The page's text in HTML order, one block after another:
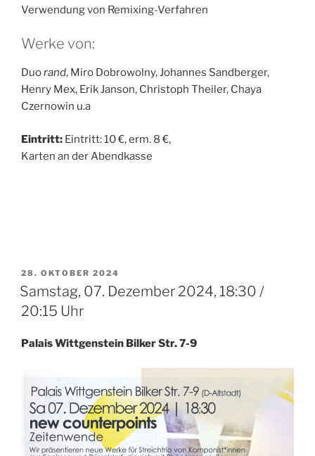
Verwendung von Remixing-Verfahren
Werke von:
Duorand, Miro Dobrowolny, Johannes Sandberger,
Henry Mex, Erik Janson, Christoph Theiler, Chaya
Czernowin u.a
Eintritt: Eintritt: 10 €, erm. 8 €,
Karten an der Abendkasse
VERÖFFENTLICHT
AM
28. OKTOBER 2024
Samstag, 07. Dezember 2024, 18:30 /
20:15 Uhr
Palais Wittgenstein Bilker Str. 7-9